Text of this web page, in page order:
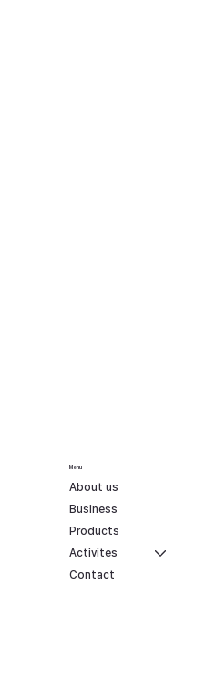
Menu
About us
Business
Products
Activites
Contact